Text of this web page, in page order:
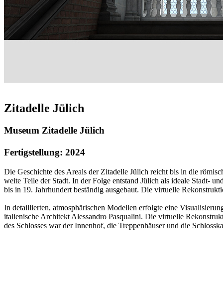
Zitadelle Jülich
Museum Zitadelle Jülich
Fertigstellung: 2024
Die Geschichte des Areals der Zitadelle Jülich reicht bis in die
weite Teile der Stadt. In der Folge entstand Jülich als ideale Stadt-
bis in 19. Jahrhundert beständig ausgebaut. Die virtuelle
In detaillierten, atmosphärischen Modellen erfolgte eine
italienische Architekt Alessandro Pasqualini. Die virtuelle
des Schlosses war der Innenhof, die Treppenhäuser und die